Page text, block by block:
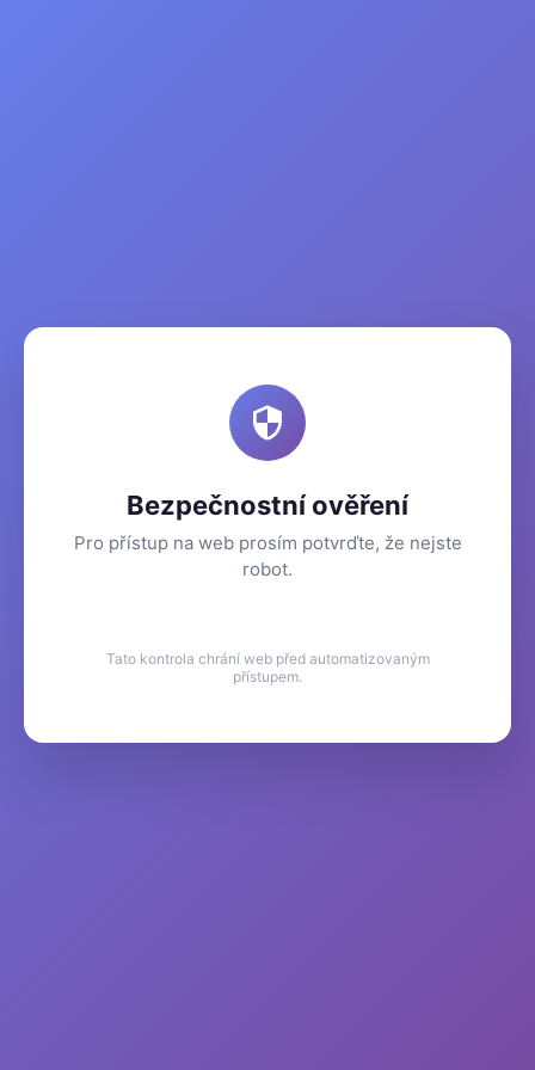
Bezpečnostní ověření
Pro přístup na web prosím potvrďte, že nejste
robot.
Tato kontrola chrání web před automatizovaným
přístupem.